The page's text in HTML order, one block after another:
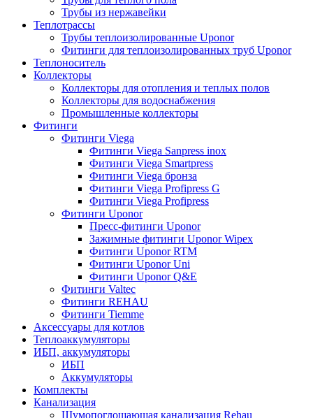
Трубы из нержавейки
Теплотрассы
Трубы теплоизолированные Uponor
Фитинги для теплоизолированных труб Uponor
Теплоноситель
Коллекторы
Коллекторы для отопления и теплых полов
Коллекторы для водоснабжения
Промышленные коллекторы
Фитинги
Фитинги Viega
Фитинги Viega Sanpress inox
Фитинги Viega Smartpress
Фитинги Viega бронза
Фитинги Viega Profipress G
Фитинги Viega Profipress
Фитинги Uponor
Пресс-фитинги Uponor
Зажимные фитинги Uponor Wipex
Фитинги Uponor RTM
Фитинги Uponor Uni
Фитинги Uponor Q&E
Фитинги Valtec
Фитинги REHAU
Фитинги Tiemme
Аксессуары для котлов
Теплоаккумуляторы
ИБП, аккумуляторы
ИБП
Аккумуляторы
Комплекты
Канализация
Шумопоглощающая канализация Rehau